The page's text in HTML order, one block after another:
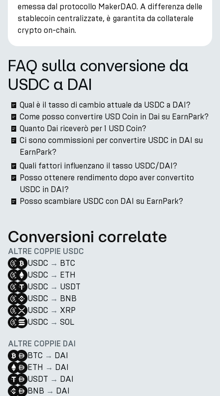
emessa dal protocollo MakerDAO. A differenza delle
stablecoin centralizzate, è garantita da collaterale
crypto on-chain.
FAQ sulla conversione da
USDC a DAI
Qual è il tasso di cambio attuale da USDC a DAI?
Come posso convertire USD Coin in Dai su EarnPark?
Quanto Dai riceverò per 1 USD Coin?
Ci sono commissioni per convertire USDC in DAI su
EarnPark?
Quali fattori influenzano il tasso USDC/DAI?
Posso ottenere rendimento dopo aver convertito
USDC in DAI?
Posso scambiare USDC con DAI su EarnPark?
Conversioni correlate
ALTRE COPPIE USDC
USDC → BTC
USDC → ETH
USDC → USDT
USDC → BNB
USDC → XRP
USDC → SOL
ALTRE COPPIE DAI
BTC → DAI
ETH → DAI
USDT → DAI
BNB → DAI